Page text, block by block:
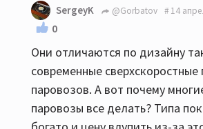
SergeyK @Gorbatov 14
0
Они отличаются по дизайну
современные сверхскоростные
паровозов. А вот почему
паровозы все делать? Типа